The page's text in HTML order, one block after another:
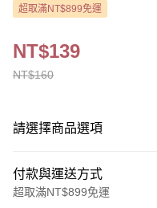
超取滿NT$899免運
NT$160
NT$139
請選擇商品選項
付款與運送方式
超取滿NT$899免運